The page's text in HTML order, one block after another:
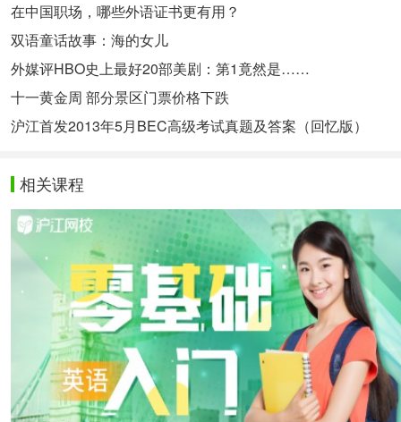
在中国职场，哪些外语证书更有用？
双语童话故事：海的女儿
外媒评HBO史上最好20部美剧：第1竟然是……
十一黄金周 部分景区门票价格下跌
沪江首发2013年5月BEC高级考试真题及答案（回忆版）
相关课程